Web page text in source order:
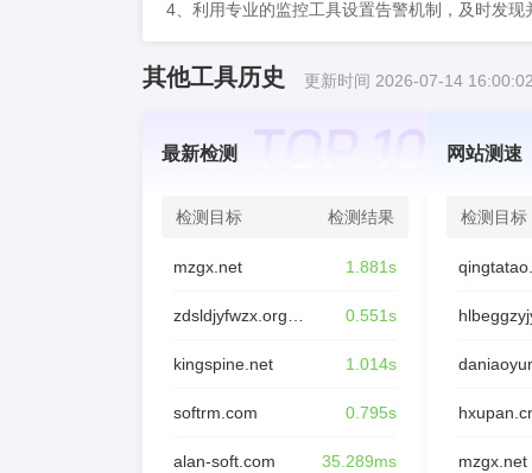
4、利用专业的监控工具设置告警机制，及时发
其他工具历史 更新时间 2026-07-14
最新检测
检测目标 检测结果
mzgx.net 1.881s
0.551s
kingspine.net 1.014s
softrm.com 0.795s
alan-soft.com 35.289ms
网站测速
检测目标
mzgx.net